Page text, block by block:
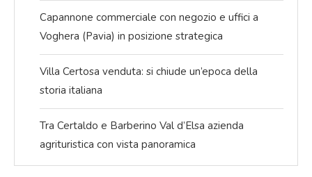
Capannone commerciale con negozio e uffici a
Voghera (Pavia) in posizione strategica
Villa Certosa venduta: si chiude un’epoca della
storia italiana
Tra Certaldo e Barberino Val d’Elsa azienda
agrituristica con vista panoramica